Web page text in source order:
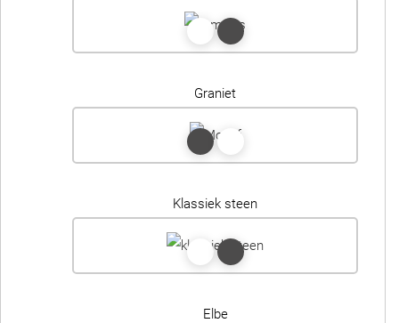
Graniet
Klassiek steen
Elbe